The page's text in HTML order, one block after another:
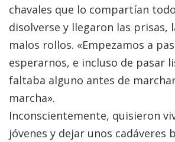
chavales que lo compartían
disolverse y llegaron las prisas,
malos rollos. «Empezamos a
esperarnos, e incluso de pasar
faltaba alguno antes de
marcha».
Inconscientemente, quisieron
jóvenes y dejar unos cadáveres